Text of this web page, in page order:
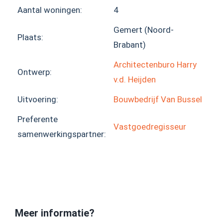
Aantal woningen: 4
Plaats:
Gemert (Noord-
Brabant)
Ontwerp:
Architectenburo Harry
v.d. Heijden
Uitvoering:
Bouwbedrijf Van Bussel
Preferente
samenwerkingspartner:
Vastgoedregisseur
Meer informatie?